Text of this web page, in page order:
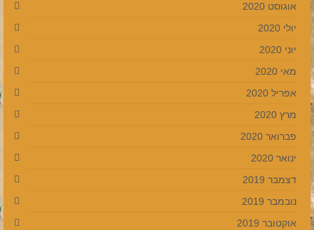
אוגוסט 2020
יולי 2020
יוני 2020
מאי 2020
אפריל 2020
מרץ 2020
פברואר 2020
ינואר 2020
דצמבר 2019
נובמבר 2019
אוקטובר 2019